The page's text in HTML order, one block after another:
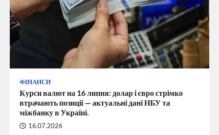
ФІНАНСИ
Курси валют на 16 липня: долар і євро стрімко
втрачають позиції — актуальні дані НБУ та
міжбанку в Україні.
16.07.2026